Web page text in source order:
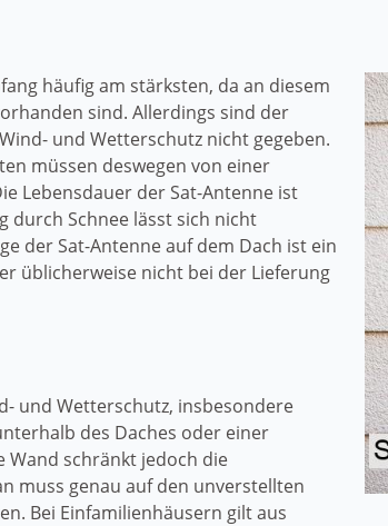
häufig am stärksten, da an diesem
sind. Allerdings sind der
und Wetterschutz nicht gegeben.
müssen deswegen von einer
Lebensdauer der Sat-Antenne ist
durch Schnee lässt sich nicht
der Sat-Antenne auf dem Dach ist ein
üblicherweise nicht bei der Lieferung
und Wetterschutz, insbesondere
des Daches oder einer
Wand schränkt jedoch die
muss genau auf den unverstellten
Bei Einfamilienhäusern gilt aus